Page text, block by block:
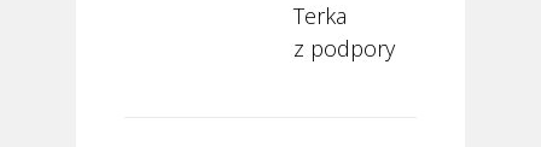
Terka
z podpory